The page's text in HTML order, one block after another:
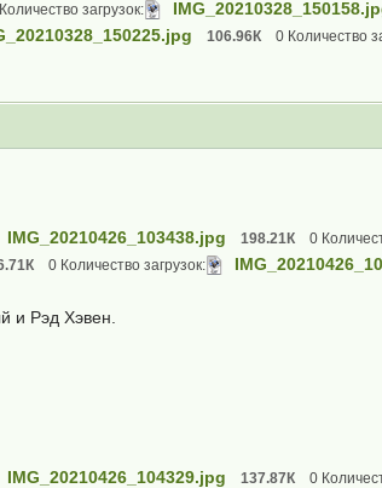
загрузок:
106.96К 0 Количество
IMG_20210426_103438.jpg 198.21К 0
0 Количество загрузок:
и Рэд Хэвен.
IMG_20210426_104329.jpg 137.87К 0